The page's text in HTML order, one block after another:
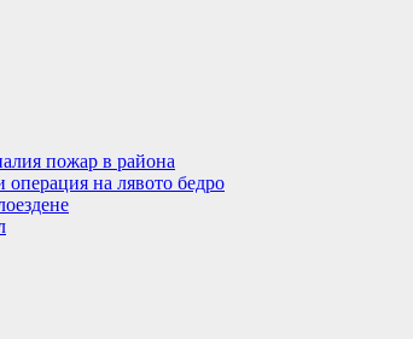
пожар в района
операция на лявото бедро